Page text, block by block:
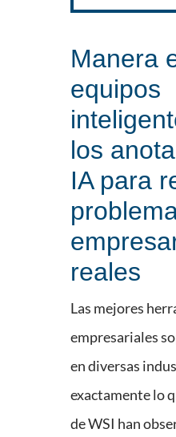
Manera
equipos
los
IA para
reales
Las mejores
empresariales
en diversas
exactamente lo
de WSI han